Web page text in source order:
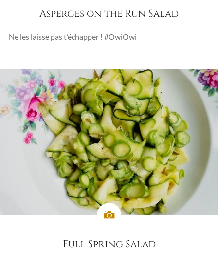
Asperges on the Run Salad
Ne les laisse pas t’échapper ! #OwiOwi
Full Spring Salad